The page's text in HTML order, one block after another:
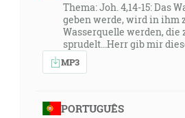
Thema: Joh. 4,14-15: Das
geben werde, wird in ihm
Wasserquelle werden, die
sprudelt...Herr gib mir
MP3
PORTUGUÊS